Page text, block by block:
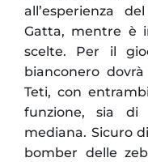
all’esperienza
Gatta, mentre è
scelte. Per il
bianconero
Teti, con
funzione, sia di
mediana. Sicuro
bomber delle